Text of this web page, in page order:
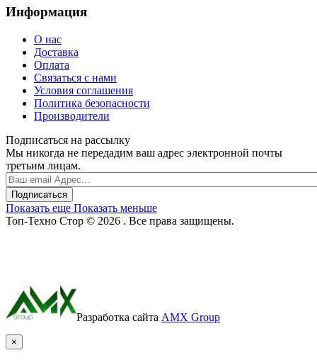
Информация
О нас
Доставка
Оплата
Связаться с нами
Условия соглашения
Политика безопасности
Производители
Подписаться на рассылку
Мы никогда не передадим ваш адрес электронной почты
третьим лицам.
Подписаться
Показать еще Показать меньше
Топ-Техно Стор © 2026 . Все права защищены.
Разработка сайта AMX Group
×